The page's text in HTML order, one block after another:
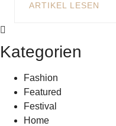
ARTIKEL LESEN
Kategorien
Fashion
Featured
Festival
Home